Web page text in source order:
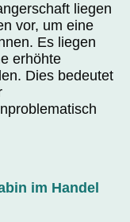
liegen
vor, um eine
Es liegen
erhöhte
Dies bedeutet
im Handel